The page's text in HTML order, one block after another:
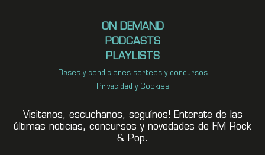
ON DEMAND
PODCASTS
PLAYLISTS
Bases y condiciones sorteos y concursos
Privacidad y Cookies
Visitanos, escuchanos, seguínos! Enterate de las
últimas noticias, concursos y novedades de FM Rock
& Pop.